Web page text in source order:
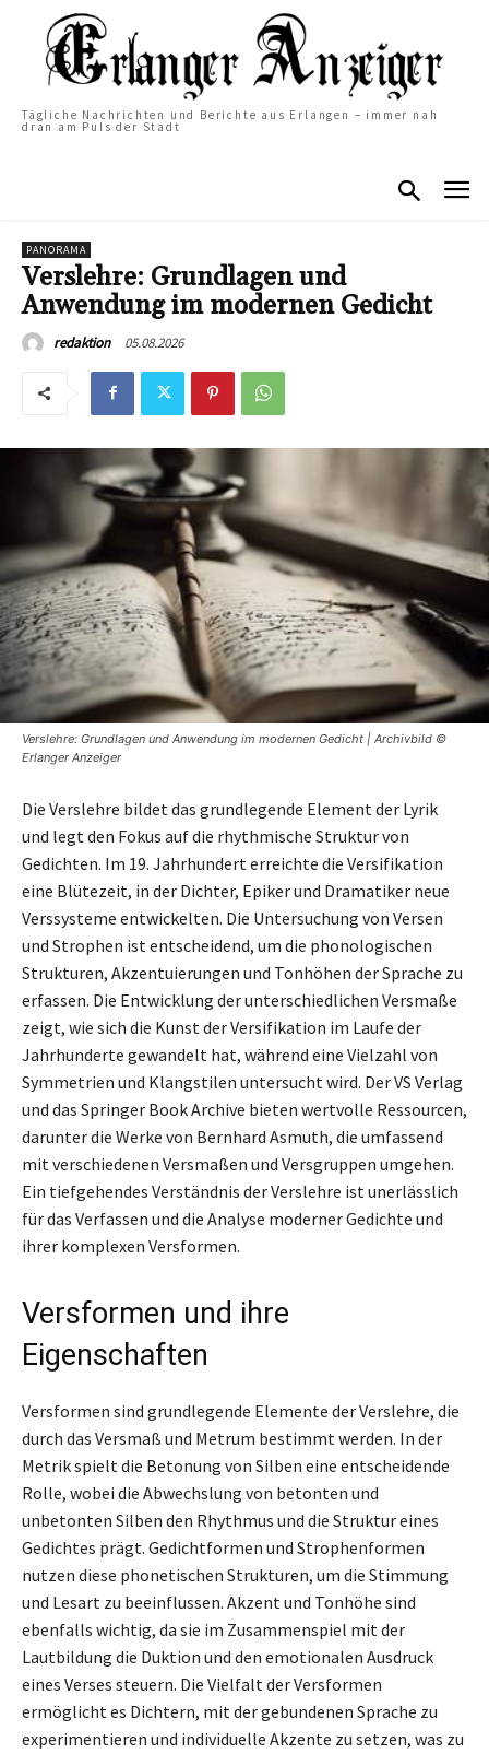
Tägliche Nachrichten und Berichte aus Erlangen – immer nah
dran am Puls der Stadt
PANORAMA
Verslehre: Grundlagen und
Anwendung im modernen Gedicht
redaktion 05.08.2026
Verslehre: Grundlagen und Anwendung im modernen Gedicht | Archivbild ©
Erlanger Anzeiger
Die Verslehre bildet das grundlegende Element der Lyrik
und legt den Fokus auf die rhythmische Struktur von
Gedichten. Im 19. Jahrhundert erreichte die Versifikation
eine Blütezeit, in der Dichter, Epiker und Dramatiker neue
Verssysteme entwickelten. Die Untersuchung von Versen
und Strophen ist entscheidend, um die phonologischen
Strukturen, Akzentuierungen und Tonhöhen der Sprache zu
erfassen. Die Entwicklung der unterschiedlichen Versmaße
zeigt, wie sich die Kunst der Versifikation im Laufe der
Jahrhunderte gewandelt hat, während eine Vielzahl von
Symmetrien und Klangstilen untersucht wird. Der VS Verlag
und das Springer Book Archive bieten wertvolle Ressourcen,
darunter die Werke von Bernhard Asmuth, die umfassend
mit verschiedenen Versmaßen und Versgruppen umgehen.
Ein tiefgehendes Verständnis der Verslehre ist unerlässlich
für das Verfassen und die Analyse moderner Gedichte und
ihrer komplexen Versformen.
Versformen und ihre
Eigenschaften
Versformen sind grundlegende Elemente der Verslehre, die
durch das Versmaß und Metrum bestimmt werden. In der
Metrik spielt die Betonung von Silben eine entscheidende
Rolle, wobei die Abwechslung von betonten und
unbetonten Silben den Rhythmus und die Struktur eines
Gedichtes prägt. Gedichtformen und Strophenformen
nutzen diese phonetischen Strukturen, um die Stimmung
und Lesart zu beeinflussen. Akzent und Tonhöhe sind
ebenfalls wichtig, da sie im Zusammenspiel mit der
Lautbildung die Duktion und den emotionalen Ausdruck
eines Verses steuern. Die Vielfalt der Versformen
ermöglicht es Dichtern, mit der gebundenen Sprache zu
experimentieren und individuelle Akzente zu setzen, was zu